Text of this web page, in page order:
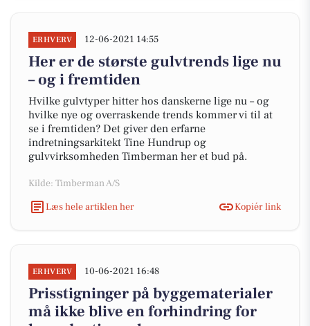
ERHVERV 12-06-2021 14:55
Her er de største gulvtrends lige nu
– og i fremtiden
Hvilke gulvtyper hitter hos danskerne lige nu – og
hvilke nye og overraskende trends kommer vi til at
se i fremtiden? Det giver den erfarne
indretningsarkitekt Tine Hundrup og
gulvvirksomheden Timberman her et bud på.
Kilde: Timberman A/S
Læs hele artiklen her
Kopiér link
ERHVERV 10-06-2021 16:48
Prisstigninger på byggematerialer
må ikke blive en forhindring for